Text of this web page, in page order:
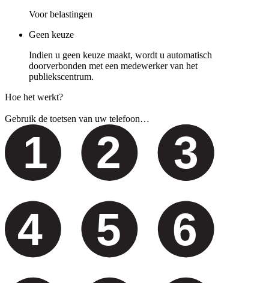
Voor belastingen
Geen keuze
Indien u geen keuze maakt, wordt u automatisch
doorverbonden met een medewerker van het
publiekscentrum.
Hoe het werkt?
Gebruik de toetsen van uw telefoon…
1 2 3
4 5
6